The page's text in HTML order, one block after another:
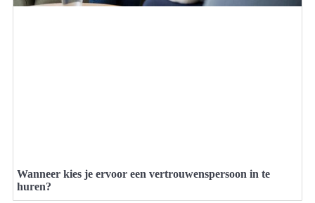
Wanneer kies je ervoor een vertrouwenspersoon in te
huren?